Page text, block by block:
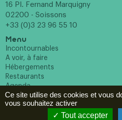
16 Pl. Fernand Marquigny
02200 - Soissons
+33 (0)3 23 96 55 10
Menu
Incontournables
A voir, à faire
Hébergements
Restaurants
Agenda
ESPACE PRO
Ce site utilise des cookies et vous
vous souhaitez activer
Tout accepter